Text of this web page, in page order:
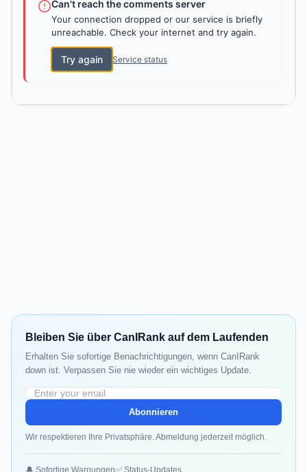
Can't reach the comments server
Your connection dropped or our service is briefly
unreachable. Check your internet and try again.
Try again Service status
Bleiben Sie über CanIRank auf dem Laufenden
Erhalten Sie sofortige Benachrichtigungen, wenn CanIRank
down ist. Verpassen Sie nie wieder ein wichtiges Update.
Abonnieren
Wir respektieren Ihre Privatsphäre. Abmeldung jederzeit möglich.